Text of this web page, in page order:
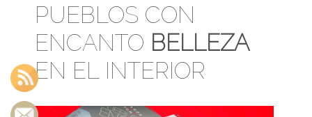
PUEBLOS CON
ENCANTO BELLEZA
EN EL INTERIOR